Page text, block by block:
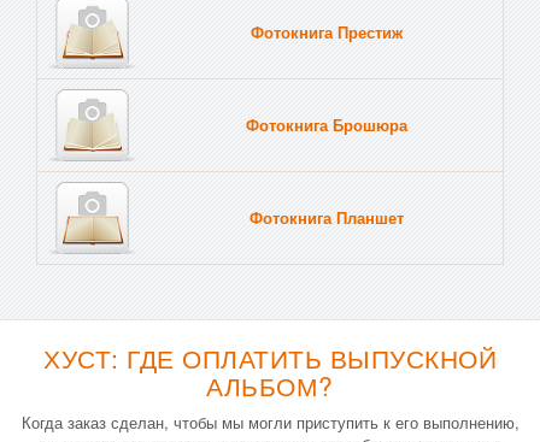
Фотокнига Престиж
Фотокнига Брошюра
Фотокнига Планшет
ХУСТ: ГДЕ ОПЛАТИТЬ ВЫПУСКНОЙ
АЛЬБОМ?
Когда заказ сделан, чтобы мы могли приступить к его выполнению,